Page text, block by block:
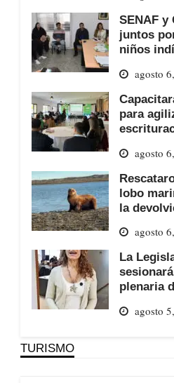
SENAF y
juntos
niños
agosto
para
agosto
lobo
la
agosto
La
plenaria
agosto
TURISMO